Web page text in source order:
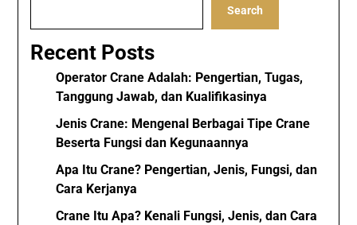
Search
Recent Posts
Operator Crane Adalah: Pengertian, Tugas,
Tanggung Jawab, dan Kualifikasinya
Jenis Crane: Mengenal Berbagai Tipe Crane
Beserta Fungsi dan Kegunaannya
Apa Itu Crane? Pengertian, Jenis, Fungsi, dan
Cara Kerjanya
Crane Itu Apa? Kenali Fungsi, Jenis, dan Cara